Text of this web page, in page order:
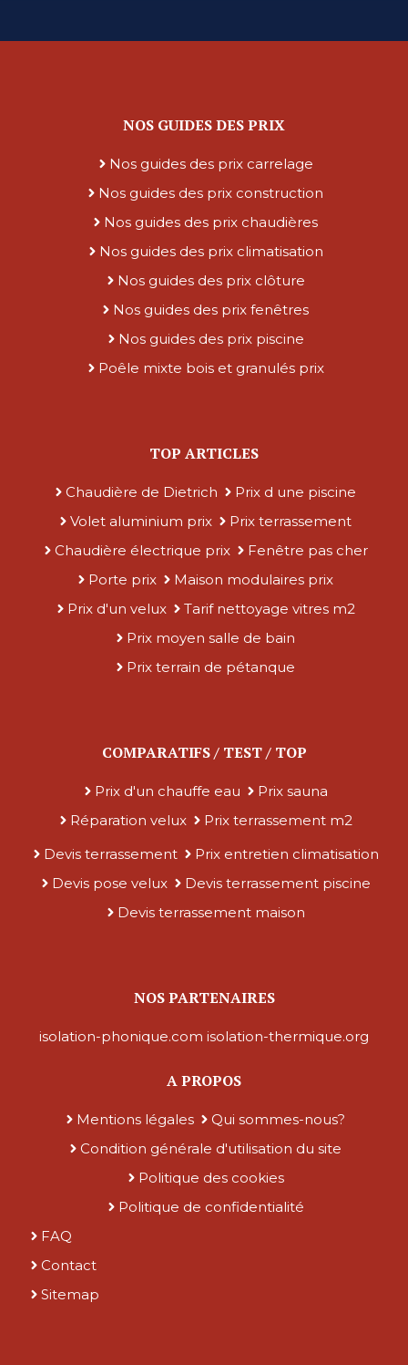
NOS GUIDES DES PRIX
Nos guides des prix carrelage
Nos guides des prix construction
Nos guides des prix chaudières
Nos guides des prix climatisation
Nos guides des prix clôture
Nos guides des prix fenêtres
Nos guides des prix piscine
Poêle mixte bois et granulés prix
TOP ARTICLES
Chaudière de Dietrich
Prix d une piscine
Volet aluminium prix
Prix terrassement
Chaudière électrique prix
Fenêtre pas cher
Porte prix
Maison modulaires prix
Prix d'un velux
Tarif nettoyage vitres m2
Prix moyen salle de bain
Prix terrain de pétanque
COMPARATIFS / TEST / TOP
Prix d'un chauffe eau
Prix sauna
Réparation velux
Prix terrassement m2
Devis terrassement
Prix entretien climatisation
Devis pose velux
Devis terrassement piscine
Devis terrassement maison
NOS PARTENAIRES
isolation-phonique.com isolation-thermique.org
A PROPOS
Mentions légales
Qui sommes-nous?
Condition générale d'utilisation du site
Politique des cookies
Politique de confidentialité
FAQ
Contact
Sitemap